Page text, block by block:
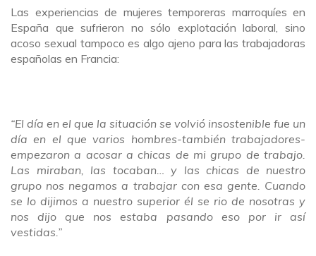
Las experiencias de mujeres temporeras marroquíes en
España que sufrieron no sólo explotación laboral, sino
acoso sexual tampoco es algo ajeno para las trabajadoras
españolas en Francia:
“El día en el que la situación se volvió insostenible fue un
día en el que varios hombres-también trabajadores-
empezaron a acosar a chicas de mi grupo de trabajo.
Las miraban, las tocaban… y las chicas de nuestro
grupo nos negamos a trabajar con esa gente. Cuando
se lo dijimos a nuestro superior él se rio de nosotras y
nos dijo que nos estaba pasando eso por ir así
vestidas.”